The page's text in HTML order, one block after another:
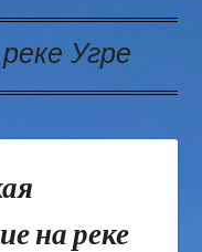
Угре
на реке